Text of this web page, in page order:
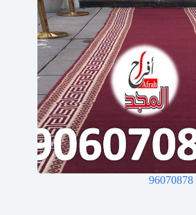
96070878